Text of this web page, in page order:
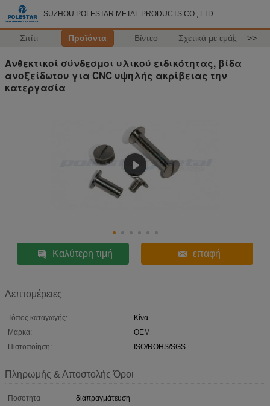
SUZHOU POLESTAR METAL PRODUCTS CO., LTD
Σπίτι Προϊόντα Βίντεο Σχετικά με εμάς >>
Ανθεκτικοί σύνδεσμοι υλικού ειδικότητας, βίδα
ανοξείδωτου για CNC υψηλής ακρίβειας την
κατεργασία
Καλύτερη τιμή επαφή
Λεπτομέρειες
Τόπος καταγωγής:
Κίνα
Μάρκα:
OEM
Πιστοποίηση:
ISO/ROHS/SGS
Πληρωμής & Αποστολής Όροι
Ποσότητα
διαπραγμάτευση